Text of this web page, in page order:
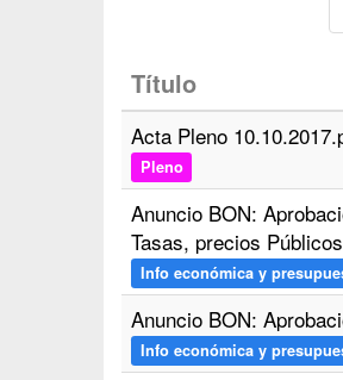
Título
Acta Pleno
Pleno
Anuncio BON:
Tasas, precios
Info económica y
Anuncio BON:
Info económica y